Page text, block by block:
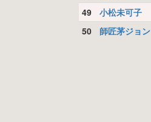
49 小松未可子
50 師匠茅ジョン